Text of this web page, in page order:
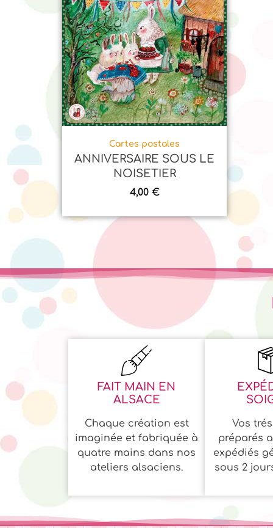
Cartes postales
ANNIVERSAIRE SOUS LE
NOISETIER
4,00 €
FAIT MAIN EN
ALSACE
Chaque création est
imaginée et fabriquée à
quatre mains dans nos
ateliers alsaciens.
Vos
préparés
expédiés
sous 2